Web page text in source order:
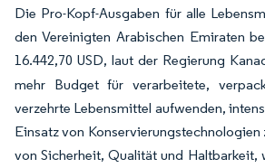
Die Pro-Kopf-Ausgaben für alle
den Vereinigten Arabischen Emiraten
16.442,70 USD, laut der Regierung
mehr Budget für verarbeitete,
verzehrte Lebensmittel aufwenden,
Einsatz von Konservierungstechnologien
von Sicherheit, Qualität und Haltbarkeit,